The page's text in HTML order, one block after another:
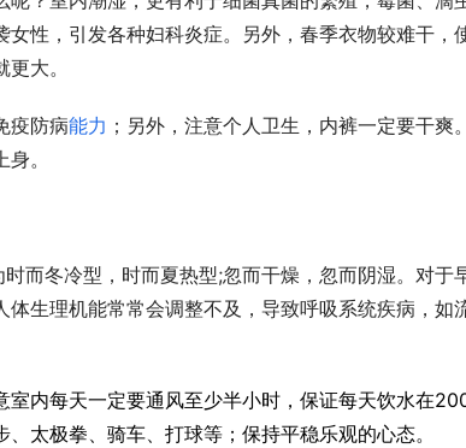
性，引发各种妇科炎症。另外，春季衣物较难干，
大。
疫防病能力 ；另外，注意个人卫生，内裤一定要干爽
。
冬冷型，时而夏热型;忽而干燥，忽而阴湿。对于
生理机能常常会调整不及，导致呼吸系统疾病，如
室内每天一定要通风至少半小时，保证每天饮水在
太极拳、骑车、打球等；保持平稳乐观的心态。